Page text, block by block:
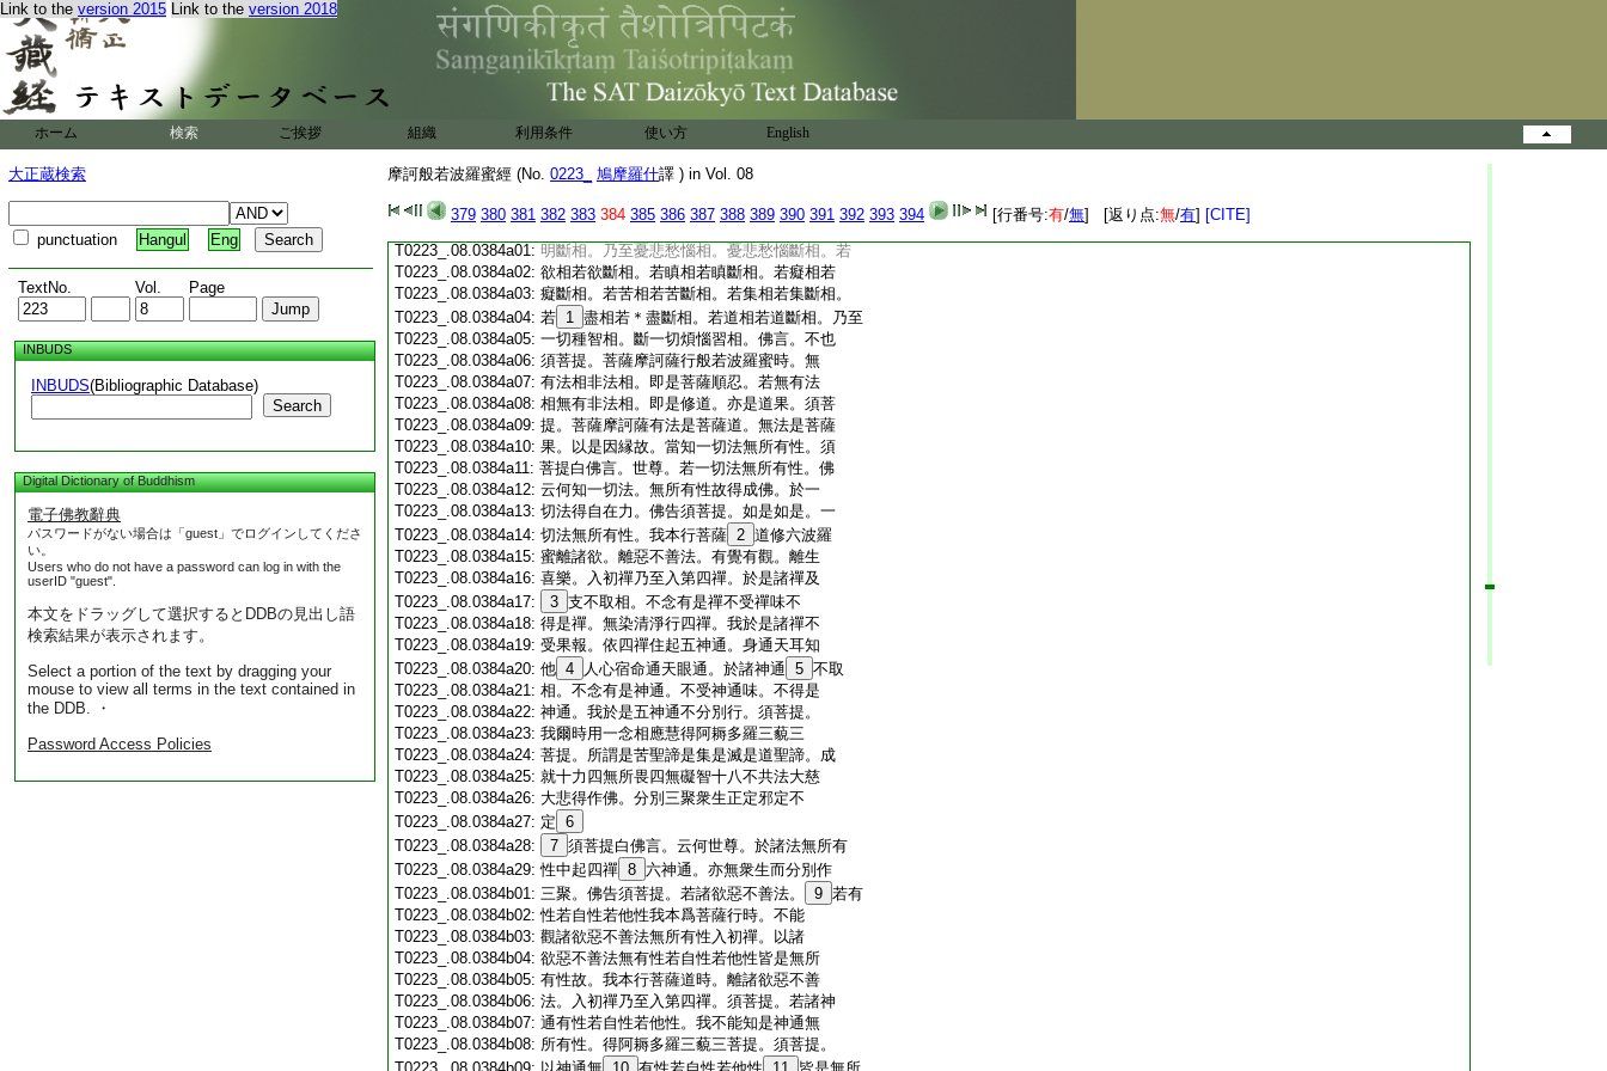
Link to the version 2015 Link to the version 2018
ホーム 検索 ご挨拶 組織 利用条件 使い方 English
大正蔵検索
punctuation Hangul Eng
TextNo. Vol. Page
INBUDS
INBUDS(Bibliographic Database)
Search
Digital Dictionary of Buddhism
電子佛教辭典
パスワードがない場合は「guest」でログインしてくださ
い。
Users who do not have a password can log in with the
userID "guest".
本文をドラッグして選択するとDDBの見出し語
検索結果が表示されます。
Select a portion of the text by dragging your
mouse to view all terms in the text contained in
the DDB. ・
Password Access Policies
摩訶般若波羅蜜經 (No. 0223_ 鳩摩羅什譯 ) in Vol. 08
379 380 381 382 383 384 385 386 387 388 389 390 391 392 393 394 [行番号:有/無] [返り点:無/有] [CITE]
T0223_.08.0383c19:地入菩薩位。若不入菩薩位則不得一切
T0223_.08.0383c20: 種智不得一切種智則不能得斷一切煩
T0223_.08.0383c21:惱習。世尊。若無有法相。是諸法則不生。若
T0223_.08.0383c22:
不生是諸法。則不能得一切種智。佛告須
菩提。如是如是。若無有法者則有順忍。乃
至斷一切煩惱習。須菩提白佛言。世尊。菩
T0223_.08.0383c25:薩摩訶薩行般若波羅蜜時有法相不。所
T0223_.08.0383c26:
謂色相乃至識相。眼相乃至意相。色相乃至
T0223_.08.0383c27:法相。眼界相乃至意識界相。四念處相乃至
T0223_.08.0383c28: 一切種智相。若色相 11
若色斷相。乃至識相識
T0223_.08.0384a01: 明斷相。乃至憂悲愁惱相。憂悲愁惱斷相。若
T0223_.08.0384a02: 欲相若欲斷相。若瞋相若瞋斷相。若癡相若
T0223_.08.0384a03: 癡斷相。若苦相若苦斷相。若集相若集斷相。
T0223_.08.0384a04: 若 1 盡相若＊盡斷相。若道相若道斷相。乃至
T0223_.08.0384a05: 一切種智相。斷一切煩惱習相。佛言。不也
T0223_.08.0384a06: 須菩提。菩薩摩訶薩行般若波羅蜜時。無
T0223_.08.0384a07: 有法相非法相。即是菩薩順忍。若無有法
T0223_.08.0384a08: 相無有非法相。即是修道。亦是道果。須菩
T0223_.08.0384a09: 提。菩薩摩訶薩有法是菩薩道。無法是菩薩
T0223_.08.0384a10: 果。以是因縁故。當知一切法無所有性。須
T0223_.08.0384a11: 菩提白佛言。世尊。若一切法無所有性。佛
T0223_.08.0384a12: 云何知一切法。無所有性故得成佛。於一
T0223_.08.0384a13: 切法得自在力。佛告須菩提。如是如是。一
T0223_.08.0384a14: 切法無所有性。我本行菩薩 2 道修六波羅
T0223_.08.0384a15: 蜜離諸欲。離惡不善法。有覺有觀。離生
T0223_.08.0384a16: 喜樂。入初禪乃至入第四禪。於是諸禪及
T0223_.08.0384a17:
3 支不取相。不念有是禪不受禪味不
T0223_.08.0384a18: 得是禪。無染清淨行四禪。我於是諸禪不
T0223_.08.0384a19: 受果報。依四禪住起五神通。身通天耳知
T0223_.08.0384a20: 他 4 人心宿命通天眼通。於諸神通 5 不取
T0223_.08.0384a21: 相。不念有是神通。不受神通味。不得是
T0223_.08.0384a22: 神通。我於是五神通不分別行。須菩提。
T0223_.08.0384a23: 我爾時用一念相應慧得阿耨多羅三藐三
T0223_.08.0384a24: 菩提。所謂是苦聖諦是集是滅是道聖諦。成
T0223_.08.0384a25: 就十力四無所畏四無礙智十八不共法大慈
T0223_.08.0384a26: 大悲得作佛。分別三聚衆生正定邪定不
T0223_.08.0384a27: 定 6
T0223_.08.0384a28:
7 須菩提白佛言。云何世尊。於諸法無所有
T0223_.08.0384a29:性中起四禪 8 六神通。亦無衆生而分別作
T0223_.08.0384b01: 三聚。佛告須菩提。若諸欲惡不善法。 9 若有
T0223_.08.0384b02:性若自性若他性我本爲菩薩行時。不能
T0223_.08.0384b03: 觀諸欲惡不善法無所有性入初禪。以諸
T0223_.08.0384b04: 欲惡不善法無有性若自性若他性皆是無所
T0223_.08.0384b05: 有性故。我本行菩薩道時。離諸欲惡不善
T0223_.08.0384b06: 法。入初禪乃至入第四禪。須菩提。若諸神
T0223_.08.0384b07: 通有性若自性若他性。我不能知是神通無
T0223_.08.0384b08: 所有性。得阿耨多羅三藐三菩提。須菩提。